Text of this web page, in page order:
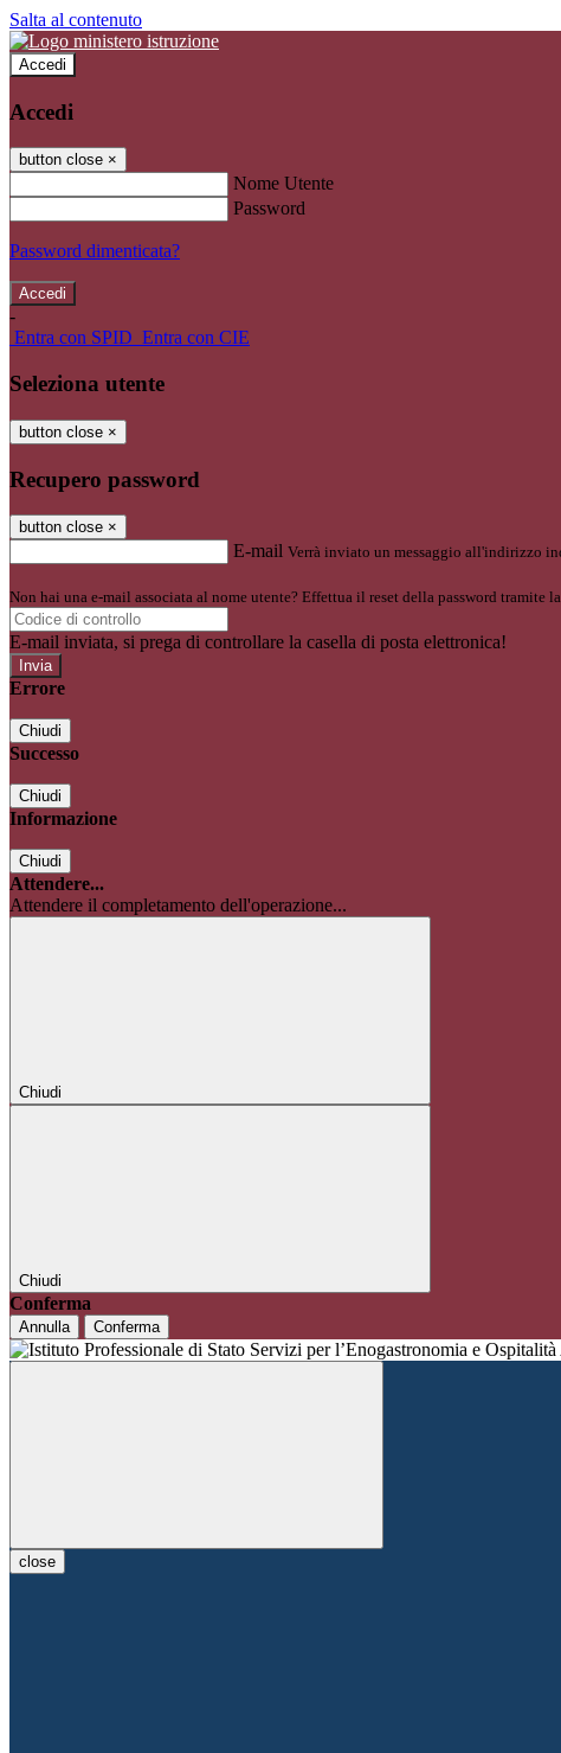
Salta al contenuto
Accedi
Accedi
button close ×
Nome Utente
Password
Password dimenticata?
-
Entra con SPID Entra con CIE
Seleziona utente
button close ×
Recupero password
button close ×
E-mail Verrà inviato un messaggio all'indirizzo
Non hai una e-mail associata al nome utente? Effettua il reset della password tramite la
E-mail inviata, si prega di controllare la casella di posta elettronica!
Errore
Chiudi
Successo
Chiudi
Informazione
Chiudi
Attendere...
Attendere il completamento dell'operazione...
Chiudi
Chiudi
Conferma
Annulla Conferma
close